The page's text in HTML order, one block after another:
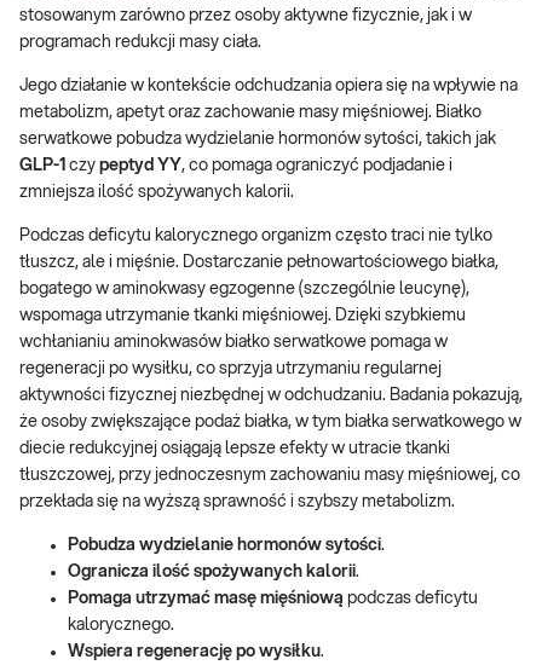
stosowanym zarówno przez osoby aktywne fizycznie, jak i w
programach redukcji masy ciała.
Jego działanie w kontekście odchudzania opiera się na wpływie na
metabolizm, apetyt oraz zachowanie masy mięśniowej. Białko
serwatkowe pobudza wydzielanie hormonów sytości, takich jak
GLP-1 czy peptyd YY, co pomaga ograniczyć podjadanie i
zmniejsza ilość spożywanych kalorii.
Podczas deficytu kalorycznego organizm często traci nie tylko
tłuszcz, ale i mięśnie. Dostarczanie pełnowartościowego białka,
bogatego w aminokwasy egzogenne (szczególnie leucynę),
wspomaga utrzymanie tkanki mięśniowej. Dzięki szybkiemu
wchłanianiu aminokwasów białko serwatkowe pomaga w
regeneracji po wysiłku, co sprzyja utrzymaniu regularnej
aktywności fizycznej niezbędnej w odchudzaniu. Badania pokazują,
że osoby zwiększające podaż białka, w tym białka serwatkowego w
diecie redukcyjnej osiągają lepsze efekty w utracie tkanki
tłuszczowej, przy jednoczesnym zachowaniu masy mięśniowej, co
przekłada się na wyższą sprawność i szybszy metabolizm.
Pobudza wydzielanie hormonów sytości.
Ogranicza ilość spożywanych kalorii.
Pomaga utrzymać masę mięśniową podczas deficytu
kalorycznego.
Wspiera regenerację po wysiłku.